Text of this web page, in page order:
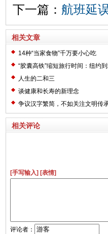
下一篇： 航班延
相关文章
14种“当家食物”千万要小心吃
“胶囊高铁”缩短旅行时间：纽约
人生的二和三
谈健康和长寿的新理念
争议汉字繁简，不如关注文明传
相关评论
[手写输入] [表情]
评论者：